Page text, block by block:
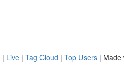
| Live | Tag Cloud | Top Users | Made